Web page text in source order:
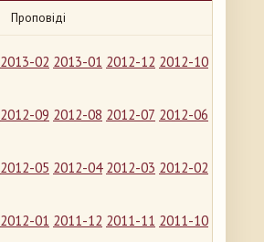
Проповіді
2013-02 2013-01 2012-12 2012-10
2012-09 2012-08 2012-07 2012-06
2012-05 2012-04 2012-03 2012-02
2012-01 2011-12 2011-11 2011-10